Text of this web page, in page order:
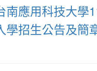
南應用科技大學
學招生公告及簡